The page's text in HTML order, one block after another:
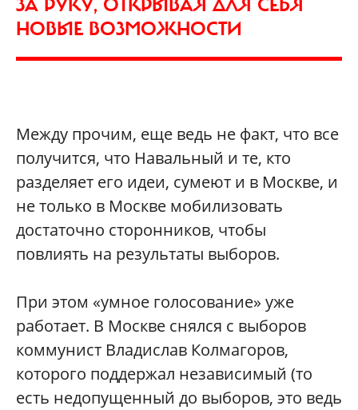
ЗА РУКУ, ОТКРЫВАЯ ДЛЯ СЕБЯ
НОВЫЕ ВОЗМОЖНОСТИ
Между прочим, еще ведь не факт, что все
получится, что Навальный и те, кто
разделяет его идеи, сумеют и в Москве, и
не только в Москве мобилизовать
достаточно сторонников, чтобы
повлиять на результаты выборов.
При этом «умное голосование» уже
работает. В Москве снялся с выборов
коммунист Владислав Колмагоров,
которого поддержал независимый (то
есть недопущенный до выборов, это ведь